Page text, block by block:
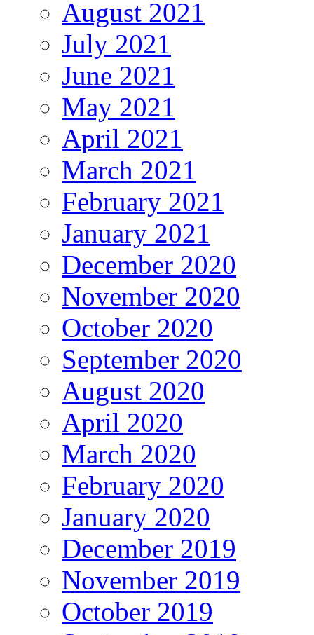
August 2021
July 2021
June 2021
May 2021
April 2021
March 2021
February 2021
January 2021
December 2020
November 2020
October 2020
September 2020
August 2020
April 2020
March 2020
February 2020
January 2020
December 2019
November 2019
October 2019